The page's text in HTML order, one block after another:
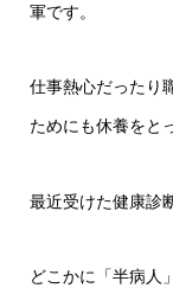
軍です。
仕事熱心だったり
ためにも休養をと
最近受けた健康診
どこかに「半病人